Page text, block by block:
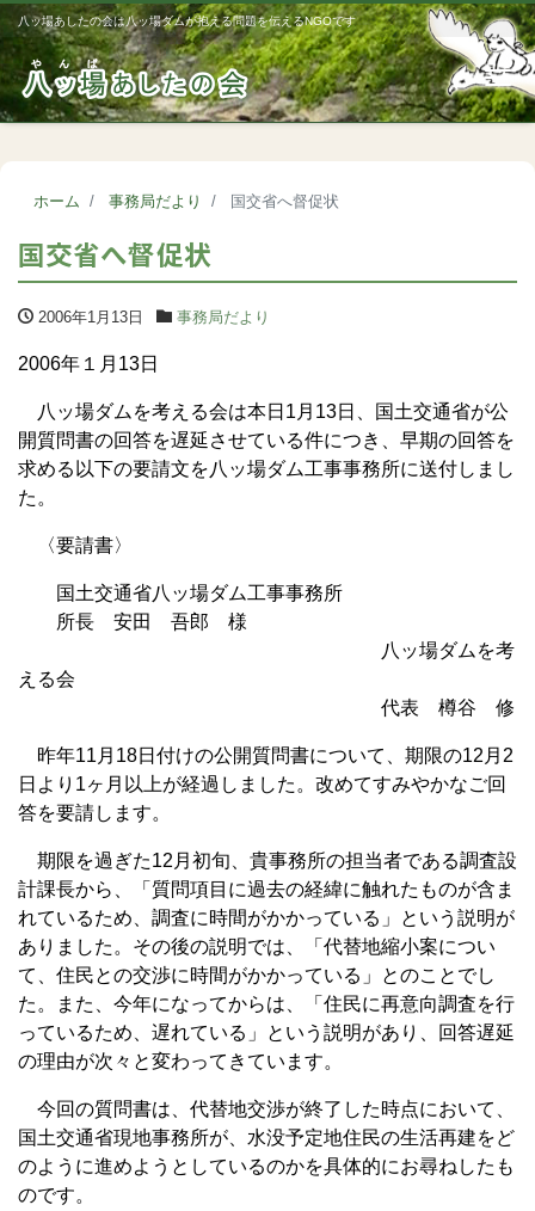
八ッ場あしたの会は八ッ場ダムが抱える問題を伝えるNGOです
ホーム 事務局だより 国交省へ督促状
国交省へ督促状
2006年1月13日 事務局だより
2006年１月13日
八ッ場ダムを考える会は本日1月13日、国土交通省が公
開質問書の回答を遅延させている件につき、早期の回答を
求める以下の要請文を八ッ場ダム工事事務所に送付しまし
た。
〈要請書〉
国土交通省八ッ場ダム工事事務所
所長 安田 吾郎 様
八ッ場ダムを考
える会
代表 樽谷 修
昨年11月18日付けの公開質問書について、期限の12月2
日より1ヶ月以上が経過しました。改めてすみやかなご回
答を要請します。
期限を過ぎた12月初旬、貴事務所の担当者である調査設
計課長から、「質問項目に過去の経緯に触れたものが含ま
れているため、調査に時間がかかっている」という説明が
ありました。その後の説明では、「代替地縮小案につい
て、住民との交渉に時間がかかっている」とのことでし
た。また、今年になってからは、「住民に再意向調査を行
っているため、遅れている」という説明があり、回答遅延
の理由が次々と変わってきています。
今回の質問書は、代替地交渉が終了した時点において、
国土交通省現地事務所が、水没予定地住民の生活再建をど
のように進めようとしているのかを具体的にお尋ねしたも
のです。